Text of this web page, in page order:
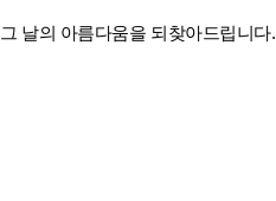
그 날의 아름다움을 되찾아드립니다.